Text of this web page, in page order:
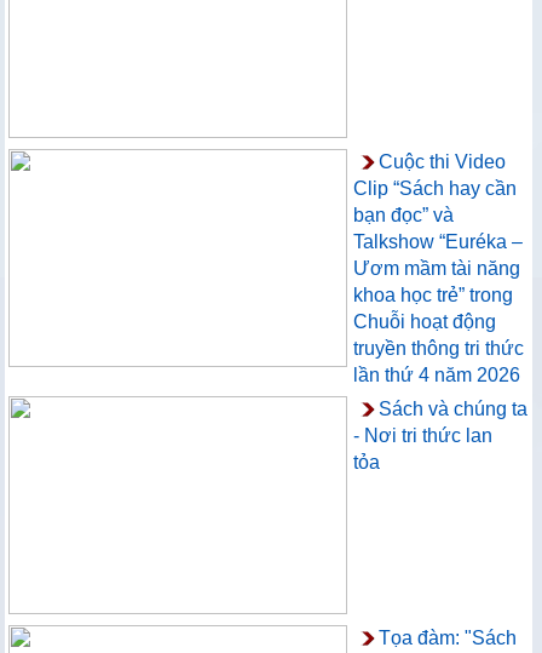
Cuộc thi Video
Clip “Sách hay cần
bạn đọc” và
Talkshow “Euréka –
Ươm mầm tài năng
khoa học trẻ” trong
Chuỗi hoạt động
truyền thông tri thức
lần thứ 4 năm 2026
Sách và chúng ta
- Nơi tri thức lan
tỏa
Tọa đàm: "Sách